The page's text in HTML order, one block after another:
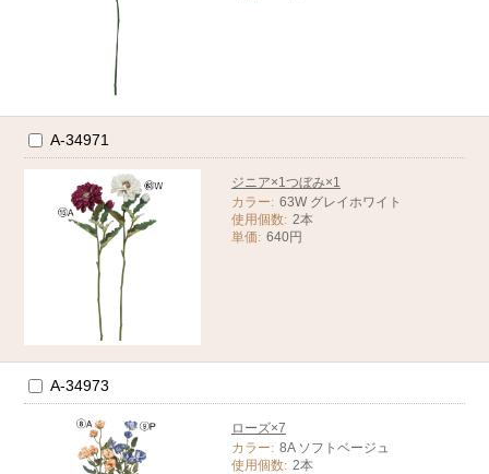
A-34971
ジニア×1つぼみ×1
カラー: 63W グレイホワイト
使用個数: 2本
単価: 640円
A-34973
ローズ×7
カラー: 8A ソフトベージュ
使用個数: 2本